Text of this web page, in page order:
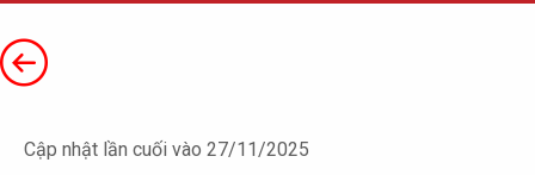
Cập nhật lần cuối vào 27/11/2025